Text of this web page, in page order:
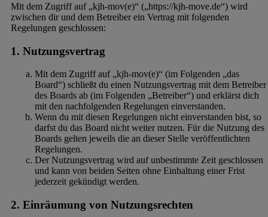
Mit dem Zugriff auf „kjh-mov(e)“ („https://kjh-move.de“) wird
zwischen dir und dem Betreiber ein Vertrag mit folgenden
Regelungen geschlossen:
1. Nutzungsvertrag
Mit dem Zugriff auf „kjh-mov(e)“ (im Folgenden „das
Board“) schließt du einen Nutzungsvertrag mit dem Betreiber
des Boards ab (im Folgenden „Betreiber“) und erklärst dich
mit den nachfolgenden Regelungen einverstanden.
Wenn du mit diesen Regelungen nicht einverstanden bist, so
darfst du das Board nicht weiter nutzen. Für die Nutzung des
Boards gelten jeweils die an dieser Stelle veröffentlichten
Regelungen.
Der Nutzungsvertrag wird auf unbestimmte Zeit geschlossen
und kann von beiden Seiten ohne Einhaltung einer Frist
jederzeit gekündigt werden.
2. Einräumung von Nutzungsrechten